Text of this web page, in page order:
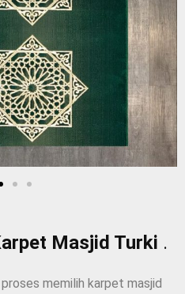
Masjid Turki .
memilih karpet masjid